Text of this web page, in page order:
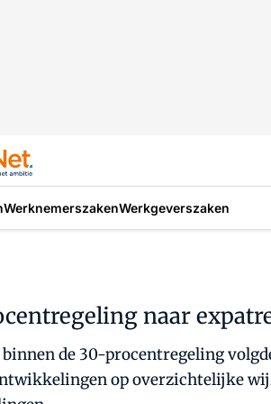
WerknemerszakenWerkgeverszaken
naar
de 30-procentregeling
op overzichtelijke